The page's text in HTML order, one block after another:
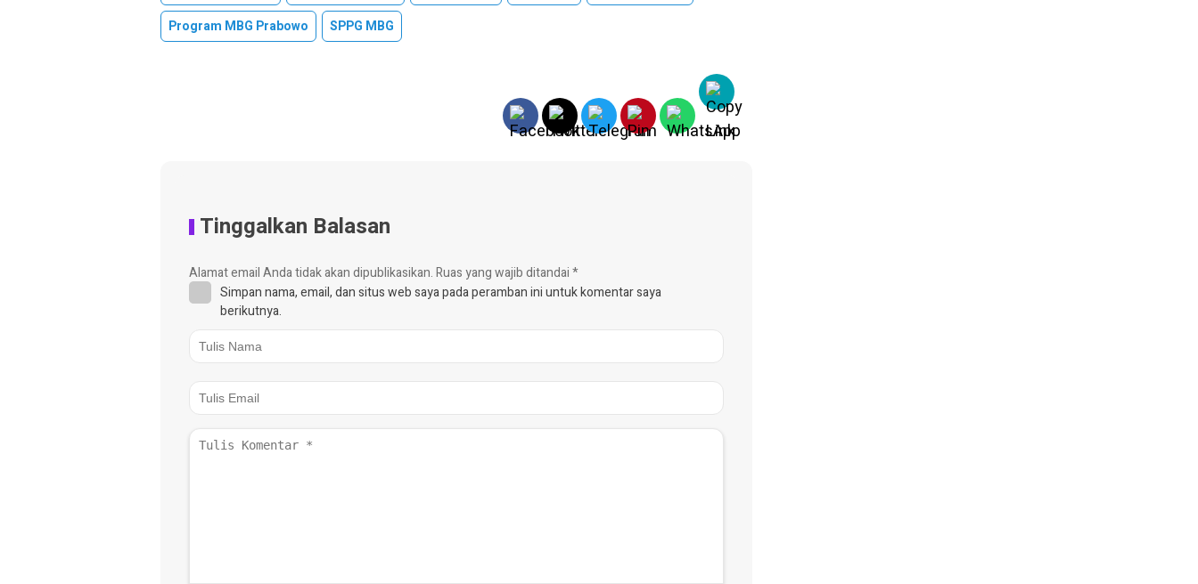
Program MBG Prabowo
SPPG MBG
Tinggalkan Balasan
Alamat email Anda tidak akan dipublikasikan.Ruas yang wajib ditandai*
Simpan nama, email, dan situs web saya pada peramban ini untuk komentar saya
berikutnya.